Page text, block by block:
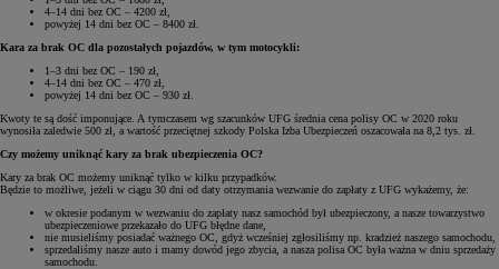
4–14 dni bez OC – 4200 zł,
powyżej 14 dni bez OC – 8400 zł.
Kara za brak OC dla pozostałych pojazdów, w tym motocykli:
1–3 dni bez OC – 190 zł,
4–14 dni bez OC – 470 zł,
powyżej 14 dni bez OC – 930 zł.
Kwoty te są dość imponujące. A tymczasem wg szacunków UFG średnia cena polisy OC w 2020 roku
wynosiła zaledwie 500 zł, a wartość przeciętnej szkody Polska Izba Ubezpieczeń oszacowała na 8,2 tys. zł.
Czy możemy uniknąć kary za brak ubezpieczenia OC?
Kary za brak OC możemy uniknąć tylko w kilku przypadków.
Będzie to możliwe, jeżeli w ciągu 30 dni od daty otrzymania wezwanie do zapłaty z UFG wykażemy, że:
w okresie podanym w wezwaniu do zapłaty nasz samochód był ubezpieczony, a nasze towarzystwo
ubezpieczeniowe przekazało do UFG błędne dane,
nie musieliśmy posiadać ważnego OC, gdyż wcześniej zgłosiliśmy np. kradzież naszego samochodu,
sprzedaliśmy nasze auto i mamy dowód jego zbycia, a nasza polisa OC była ważna w dniu sprzedaży
samochodu.